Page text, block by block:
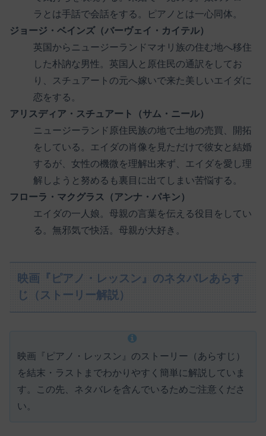
ラとは手話で会話をする。ピアノとは一心同体。
ジョージ・ベインズ（バーヴェイ・カイテル）
英国からニュージーランドマオリ族の住む地へ移住
した朴訥な男性。英国人と原住民の通訳をしてお
り、スチュアートの元へ嫁いで来た美しいエイダに
恋をする。
アリスディア・スチュアート（サム・ニール）
ニュージーランド原住民族の地で土地の売買、開拓
をしている。エイダの肖像を見ただけで彼女と結婚
するが、女性の機微を理解出来ず、エイダを愛し理
解しようと努めるも裏目に出てしまい苦悩する。
フローラ・マクグラス（アンナ・パキン）
エイダの一人娘。母親の言葉を伝える役目をしてい
る。無邪気で快活。母親が大好き。
映画『ピアノ・レッスン』のネタバレあらす
じ（ストーリー解説）
映画『ピアノ・レッスン』のストーリー（あらすじ）
を結末・ラストまでわかりやすく簡単に解説していま
す。この先、ネタバレを含んでいるためご注意くださ
い。